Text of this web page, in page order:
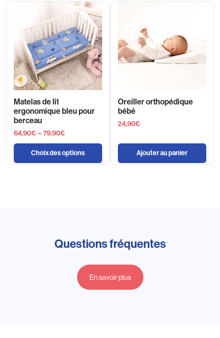
Matelas de lit
ergonomique bleu pour
berceau
64,90€ – 79,90€
Choix des options
Oreiller orthopédique
bébé
24,90€
Ajouter au panier
Questions fréquentes
En savoir plus